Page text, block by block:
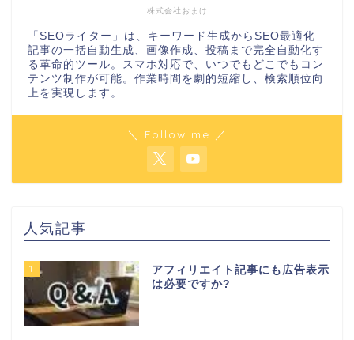
株式会社おまけ
「SEOライター」は、キーワード生成からSEO最適化
記事の一括自動生成、画像作成、投稿まで完全自動化す
る革命的ツール。スマホ対応で、いつでもどこでもコン
テンツ制作が可能。作業時間を劇的短縮し、検索順位向
上を実現します。
＼ Follow me ／
人気記事
1
アフィリエイト記事にも広告表示
は必要ですか?